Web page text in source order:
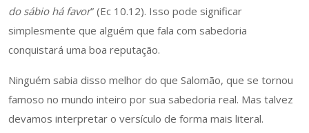
do sábio há favor” (Ec 10.12). Isso pode significar
simplesmente que alguém que fala com sabedoria
conquistará uma boa reputação.
Ninguém sabia disso melhor do que Salomão, que se tornou
famoso no mundo inteiro por sua sabedoria real. Mas talvez
devamos interpretar o versículo de forma mais literal.